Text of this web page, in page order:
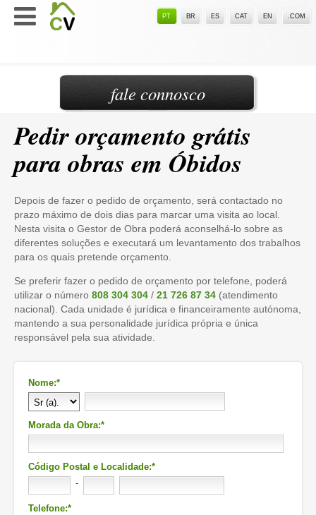
PT BR ES CAT EN .COM
Pedir orçamento grátis
para obras em Óbidos
Depois de fazer o pedido de orçamento, será contactado no
prazo máximo de dois dias para marcar uma visita ao local.
Nesta visita o Gestor de Obra poderá aconselhá-lo sobre as
diferentes soluções e executará um levantamento dos trabalhos
para os quais pretende orçamento.
Se preferir fazer o pedido de orçamento por telefone, poderá
utilizar o número 808 304 304 / 21 726 87 34 (atendimento
nacional). Cada unidade é jurídica e financeiramente autónoma,
mantendo a sua personalidade jurídica própria e única
responsável pela sua atividade.
Nome:*
Morada da Obra:*
Código Postal e Localidade:*
-
Telefone:*
fale connosco